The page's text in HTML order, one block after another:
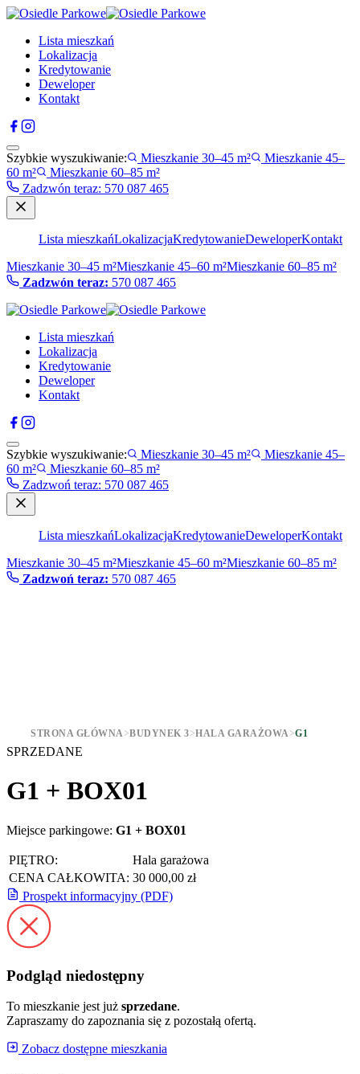
Lista mieszkań
Lokalizacja
Kredytowanie
Deweloper
Kontakt
Szybkie wyszukiwanie: Mieszkanie 30–45 m²
Mieszkanie 45–
60 m²
Mieszkanie 60–85 m²
Zadzwón teraz: 570 087 465
Lista mieszkańLokalizacjaKredytowanieDeweloperKontakt
Mieszkanie 30–45 m²Mieszkanie 45–60 m²Mieszkanie 60–85 m²
Zadzwón teraz: 570 087 465
Lista mieszkań
Lokalizacja
Kredytowanie
Deweloper
Kontakt
Szybkie wyszukiwanie: Mieszkanie 30–45 m²
Mieszkanie 45–
60 m²
Mieszkanie 60–85 m²
Zadzwoń teraz: 570 087 465
Lista mieszkańLokalizacjaKredytowanieDeweloperKontakt
Mieszkanie 30–45 m²Mieszkanie 45–60 m²Mieszkanie 60–85 m²
Zadzwoń teraz: 570 087 465
STRONA GŁÓWNA>BUDYNEK 3>HALA GARAŻOWA>G1
SPRZEDANE
G1 + BOX01
Miejsce parkingowe: G1 + BOX01
PIĘTRO:
Hala garażowa
CENA CAŁKOWITA: 30 000,00 zł
Prospekt informacyjny (PDF)
Podgląd niedostępny
To mieszkanie jest już sprzedane.
Zapraszamy do zapoznania się z pozostałą ofertą.
Zobacz dostępne mieszkania